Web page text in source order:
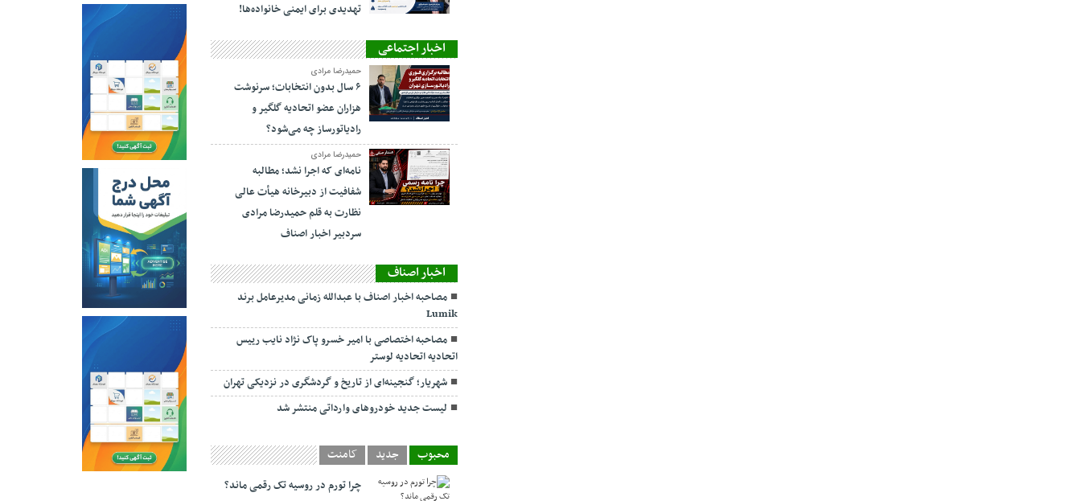
تهدیدی برای ایمنی خانواده‌ها!
اخبار اجتماعی
حمیدرضا مرادی
۶ سال بدون انتخابات؛ سرنوشت
هزاران عضو اتحادیه گلگیر و
رادیاتورساز چه می‌شود؟
حمیدرضا مرادی
نامه‌ای که اجرا نشد؛ مطالبه
شفافیت از دبیرخانه هیأت عالی
نظارت به قلم حمیدرضا مرادی
سردبیر اخبار اصناف
اخبار اصناف
مصاحبه اخبار اصناف با عبدالله زمانی مدیرعامل برند
Lumik
مصاحبه اختصاصی با امیر خسرو پاک نژاد نایب رییس
اتحادیه اتحادیه لوستر
شهریار؛ گنجینه‌ای از تاریخ و گردشگری در نزدیکی تهران
لیست جدید خودروهای وارداتی منتشر شد
محبوب جدید کامنت
چرا تورم در روسیه تک رقمی ماند؟